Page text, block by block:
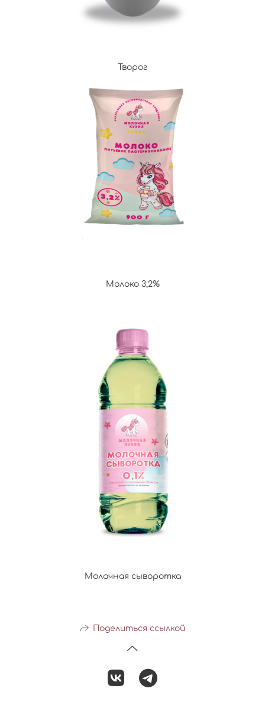
Творог
Молоко 3,2%
Молочная сыворотка
Поделиться ссылкой